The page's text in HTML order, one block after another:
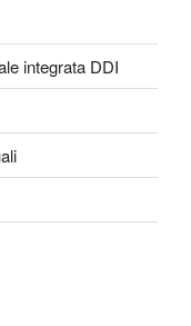
integrata DDI